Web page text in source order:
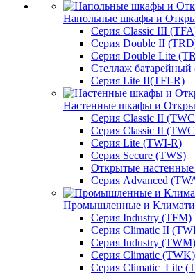
Напольные шкафы и
Серия Classic III
Серия Double II
Серия Double Lite
Стеллаж батарейный
Серия Lite II(TFI-R)
Настенные шкафы и
Серия Classic II
Серия Classic II
Серия Lite (TWI-R)
Серия Secure (TWS)
Открытые
Серия Advanced
Промышленные и
Серия Industry (TFM)
Серия Climatic II
Серия Industry (TWM)
Серия Climatic (TWK)
Серия Climatic_Lite